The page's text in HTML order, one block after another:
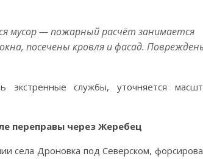
мусор — пожарный расчёт занимается
посечены кровля и фасад.
службы, уточняется
переправы через Жеребец
села Дроновка под Северском,